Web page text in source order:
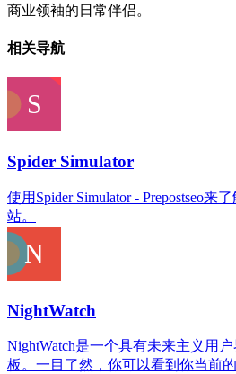
商业领袖的日常伴侣。
相关导航
Spider Simulator
使用Spider Simulator - Prepostseo来
站。
NightWatch
NightWatch是一个具有未来主义用
板。一目了然，你可以看到你当前